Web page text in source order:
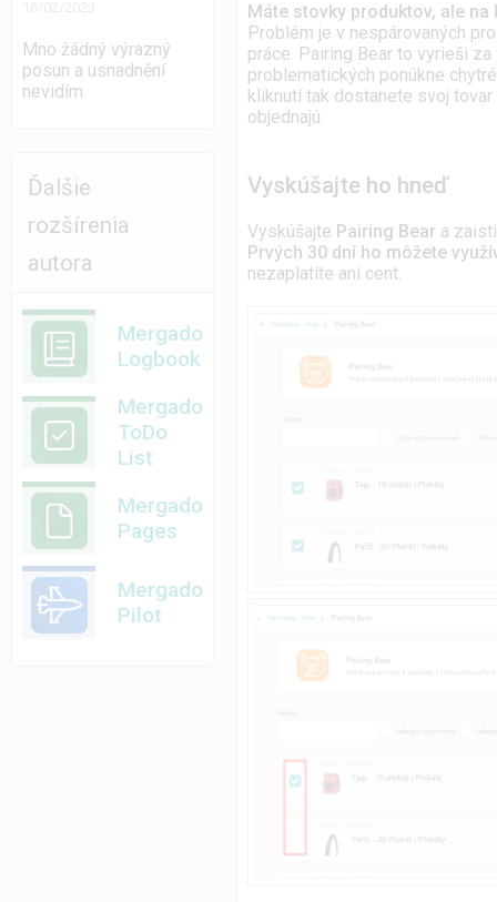
Mno žádný výrazný
posun a usnadnění
nevidím
Ďalšie
rozšírenia
autora
Mergado
Logbook
Mergado
ToDo
List
Mergado
Pages
Mergado
Pilot
Máte stovky produktov, ale
Problém je v nespárovaných
práce. Pairing Bear to vyrieši
problematických ponúkne
kliknutí tak dostanete svoj
objednajú.
Vyskúšajte ho hneď
Vyskúšajte Pairing Bear a
Prvých 30 dní ho môžete
nezaplatíte ani cent.